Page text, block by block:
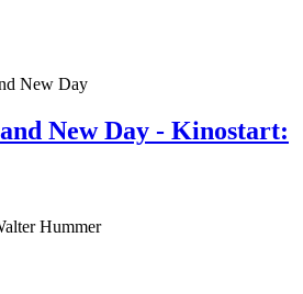
New Day - Kinostart:
Hummer